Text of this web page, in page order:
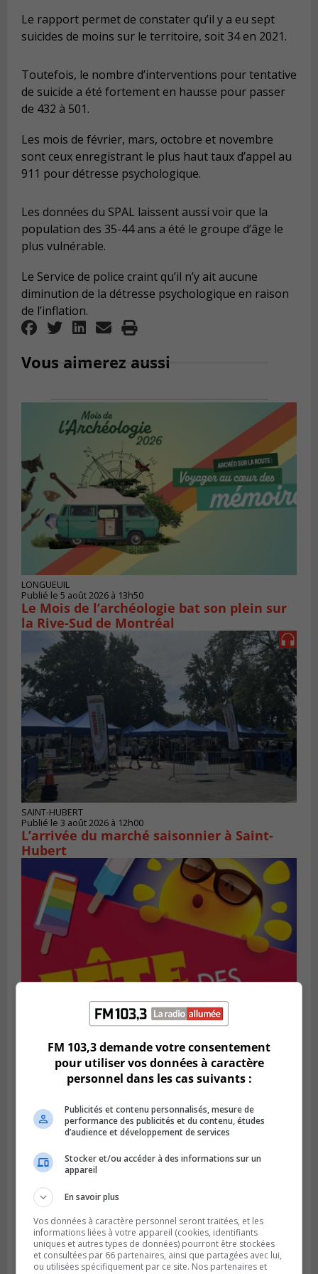
Le rapport permet de constater qu’il y a eu sept
suicides de moins sur le territoire, soit 34 en 2021.
Toutefois, le nombre d’interventions pour tentative
de suicide a été fortement en hausse pour passer
de 432 à 501.
Les mois de février, mars, octobre et novembre
sont ceux enregistrant le plus haut taux d’appel au
911 pour détresse psychologique.
Les données du SPAL laissent aussi voir que la
population des 35-44 ans a été le groupe d’âge le
plus vulnérable.
Le Service de police craint qu’il n’y ait aucune
diminution de la détresse psychologique en raison
de l’inflation.
Vous aimerez aussi
LONGUEUIL
Publié le 5 août 2026 à 13h50
Le Mois de l’archéologie bat son plein sur
la Rive-Sud de Montréal
SAINT-HUBERT
Publié le 3 août 2026 à 12h00
L’arrivée du marché saisonnier à Saint-
Hubert
SAINT-BRUNO-DE-MONTARVILLE
Publié le 2 août 2026 à 08h06
La Fête des parcs est de retour à Saint-
SAINT-CATHERINE
FM 103,3 demande votre consentement
pour utiliser vos données à caractère
personnel dans les cas suivants :
Publicités et contenu personnalisés, mesure de
performance des publicités et du contenu, études
d’audience et développement de services
Stocker et/ou accéder à des informations sur un
appareil
En savoir plus
Vos données à caractère personnel seront traitées, et les
informations liées à votre appareil (cookies, identifiants
uniques et autres types de données) pourront être stockées
et consultées par 66 partenaires, ainsi que partagées avec lui,
ou utilisées spécifiquement par ce site. Nos partenaires et